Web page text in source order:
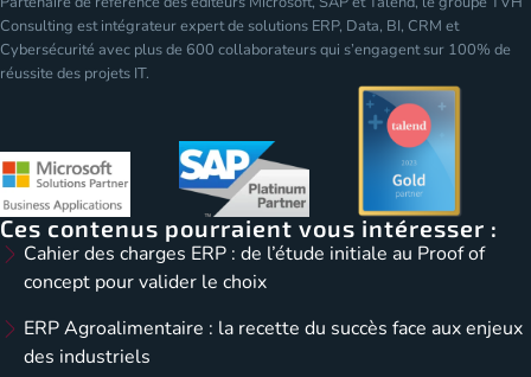
Consulting est intégrateur expert de solutions ERP, Data, BI, CRM et
Cybersécurité avec plus de 600 collaborateurs qui s’engagent sur 100% de
réussite des projets IT.
Ces contenus pourraient vous intéresser :
Cahier des charges ERP : de l’étude initiale au Proof of
concept pour valider le choix
ERP Agroalimentaire : la recette du succès face aux enjeux
des industriels